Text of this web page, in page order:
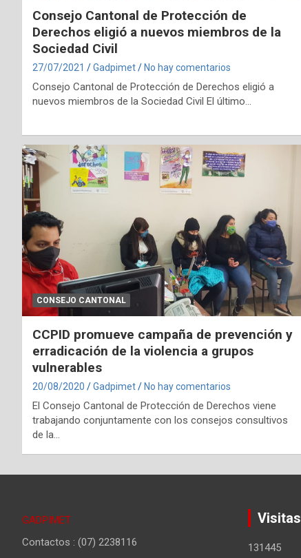
Consejo Cantonal de Protección de
Derechos eligió a nuevos miembros de la
Sociedad Civil
27/07/2021 Gadpimet No hay comentarios
Consejo Cantonal de Protección de Derechos eligió a
nuevos miembros de la Sociedad Civil El último…
CONSEJO CANTONAL
CCPID promueve campaña de prevención y
erradicación de la violencia a grupos
vulnerables
20/08/2020 Gadpimet No hay comentarios
El Consejo Cantonal de Protección de Derechos viene
trabajando conjuntamente con los consejos consultivos
de la…
GADPIMET
Contactos : (07) 2238116
Visitas
131445